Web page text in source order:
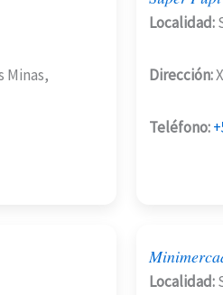
Minas,
Localidad:
Dirección:
Teléfono:
Localidad: